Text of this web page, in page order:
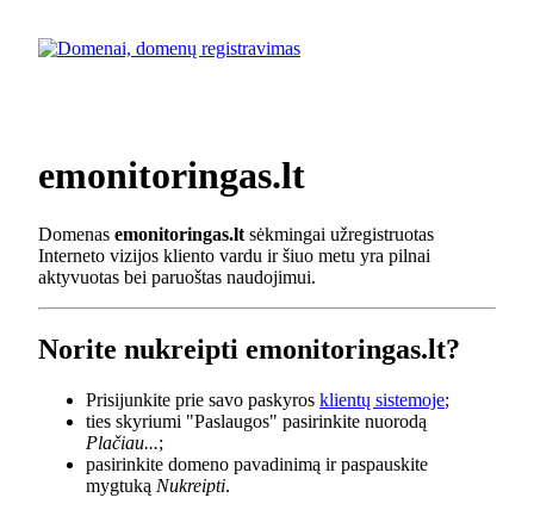
emonitoringas.lt
Domenas emonitoringas.lt sėkmingai užregistruotas
Interneto vizijos kliento vardu ir šiuo metu yra pilnai
aktyvuotas bei paruoštas naudojimui.
Norite nukreipti emonitoringas.lt?
Prisijunkite prie savo paskyros klientų sistemoje;
ties skyriumi "Paslaugos" pasirinkite nuorodą
Plačiau...;
pasirinkite domeno pavadinimą ir paspauskite
mygtuką Nukreipti.